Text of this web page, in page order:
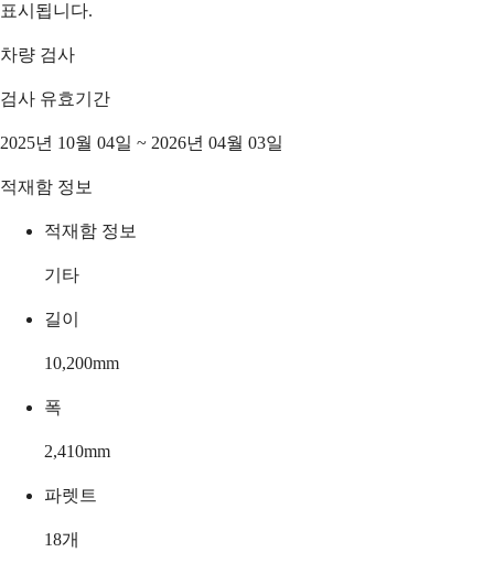
표시됩니다.
차량 검사
검사 유효기간
2025년 10월 04일 ~ 2026년 04월 03일
적재함 정보
적재함 정보
기타
길이
10,200mm
폭
2,410mm
파렛트
18개